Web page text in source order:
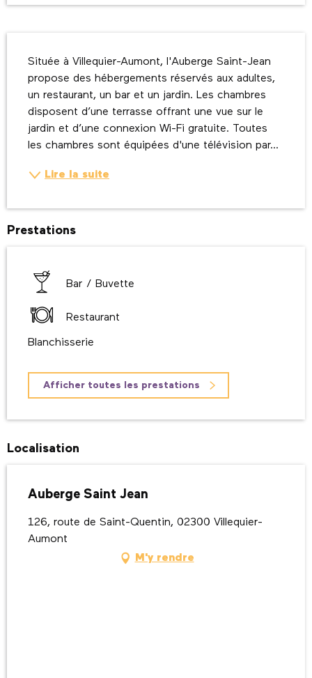
Située à Villequier-Aumont, l'Auberge Saint-Jean
propose des hébergements réservés aux adultes,
un restaurant, un bar et un jardin. Les chambres
disposent d’une terrasse offrant une vue sur le
jardin et d’une connexion Wi-Fi gratuite. Toutes
les chambres sont équipées d'une télévision par...
Lire la suite
Prestations
Bar / Buvette
Restaurant
Blanchisserie
Afficher toutes les prestations
Localisation
Auberge Saint Jean
126, route de Saint-Quentin, 02300 Villequier-
Aumont
M'y rendre